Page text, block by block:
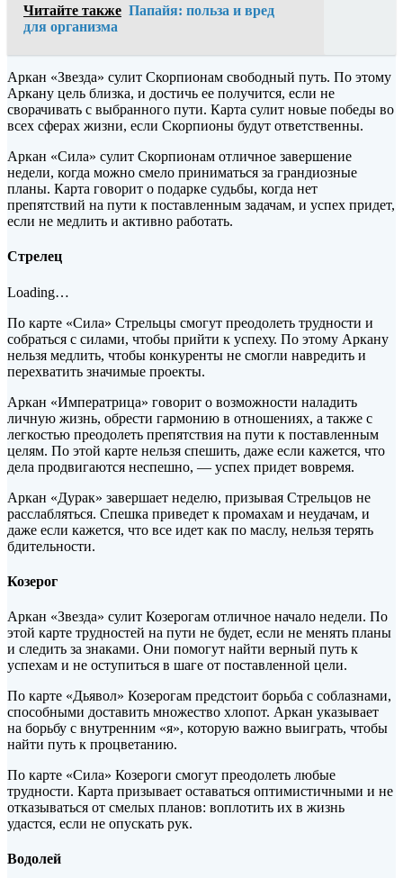
Читайте также Папайя: польза и вред
для организма
Аркан «Звезда» сулит Скорпионам свободный путь. По этому
Аркану цель близка, и достичь ее получится, если не
сворачивать с выбранного пути. Карта сулит новые победы во
всех сферах жизни, если Скорпионы будут ответственны.
Аркан «Сила» сулит Скорпионам отличное завершение
недели, когда можно смело приниматься за грандиозные
планы. Карта говорит о подарке судьбы, когда нет
препятствий на пути к поставленным задачам, и успех придет,
если не медлить и активно работать.
Стрелец
Loading…
По карте «Сила» Стрельцы смогут преодолеть трудности и
собраться с силами, чтобы прийти к успеху. По этому Аркану
нельзя медлить, чтобы конкуренты не смогли навредить и
перехватить значимые проекты.
Аркан «Императрица» говорит о возможности наладить
личную жизнь, обрести гармонию в отношениях, а также с
легкостью преодолеть препятствия на пути к поставленным
целям. По этой карте нельзя спешить, даже если кажется, что
дела продвигаются неспешно, — успех придет вовремя.
Аркан «Дурак» завершает неделю, призывая Стрельцов не
расслабляться. Спешка приведет к промахам и неудачам, и
даже если кажется, что все идет как по маслу, нельзя терять
бдительности.
Козерог
Аркан «Звезда» сулит Козерогам отличное начало недели. По
этой карте трудностей на пути не будет, если не менять планы
и следить за знаками. Они помогут найти верный путь к
успехам и не оступиться в шаге от поставленной цели.
По карте «Дьявол» Козерогам предстоит борьба с соблазнами,
способными доставить множество хлопот. Аркан указывает
на борьбу с внутренним «я», которую важно выиграть, чтобы
найти путь к процветанию.
По карте «Сила» Козероги смогут преодолеть любые
трудности. Карта призывает оставаться оптимистичными и не
отказываться от смелых планов: воплотить их в жизнь
удастся, если не опускать рук.
Водолей